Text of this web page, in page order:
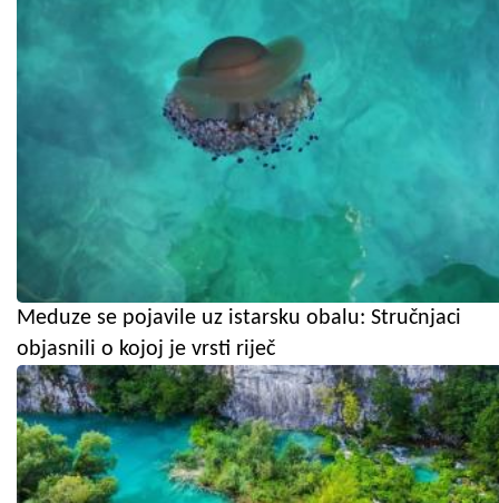
Meduze se pojavile uz istarsku obalu: Stručnjaci
objasnili o kojoj je vrsti riječ